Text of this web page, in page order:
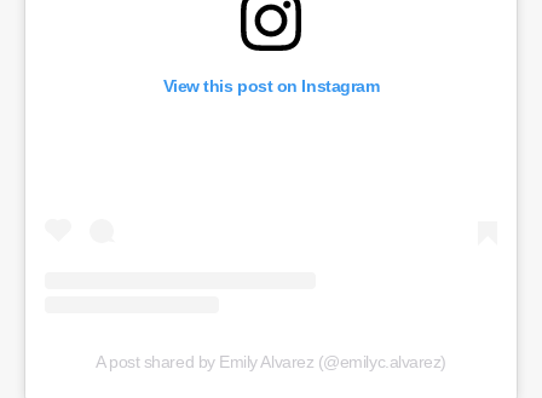
View this post on Instagram
A post shared by Emily Alvarez (@emilyc.alvarez)